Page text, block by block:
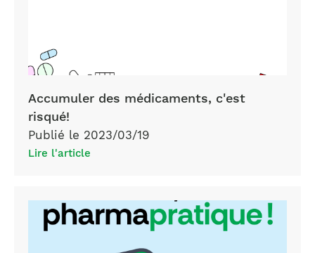
Accumuler des médicaments, c'est
risqué!
Publié le 2023/03/19
Lire l'article